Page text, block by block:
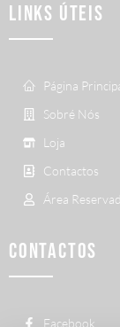
LINKS ÚTEIS
Página
Sobré Nós
Loja
Contactos
Área
CONTACTOS
Facebook